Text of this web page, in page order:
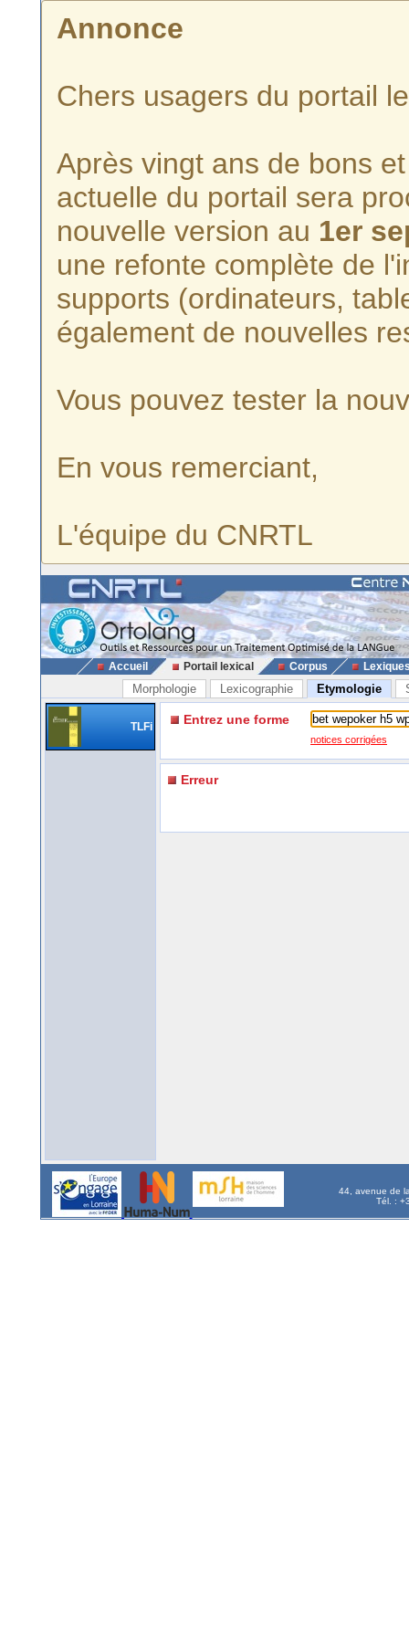
Annonce
Chers usagers du portail
Après vingt ans de bons
actuelle du portail sera
nouvelle version au 1er
une refonte complète de
supports (ordinateurs,
également de nouvelles
Vous pouvez tester la
En vous remerciant,
L'équipe du CNRTL
Accueil Portail lexical Corpus
Morphologie Lexicographie Etymologie
TLFi Entrez une forme
notices corrigées
Erreur
44, avenue de
Tél. :